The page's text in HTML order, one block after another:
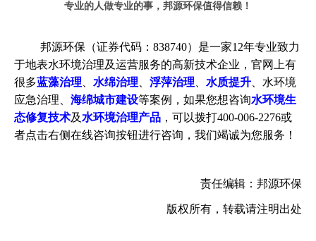
专业的人做专业的事，邦源环保值得信赖！
邦源环保（证券代码：838740）是一家12年专业致力
于地表水环境治理及运营服务的高新技术企业，官网上有
很多蓝藻治理 水绵治理 浮萍治理 水质提升 、水环境
应急治理、 海绵城市建设等案例，如果您想咨询水环境生
态修复技术及 水环境治理产品 ，可以拨打400-006-2276或
者点击右侧在线咨询按钮进行咨询，我们竭诚为您服务！
责任编辑：邦源环保
版权所有，转载请注明出处